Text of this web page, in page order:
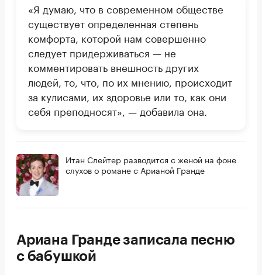
«Я думаю, что в современном обществе
существует определенная степень
комфорта, которой нам совершенно
следует придерживаться — не
комментировать внешность других
людей, то, что, по их мнению, происходит
за кулисами, их здоровье или то, как они
себя преподносят», — добавила она.
Итан Слейтер разводится с женой на фоне
слухов о романе с Арианой Гранде
Ариана Гранде записала песню
с бабушкой